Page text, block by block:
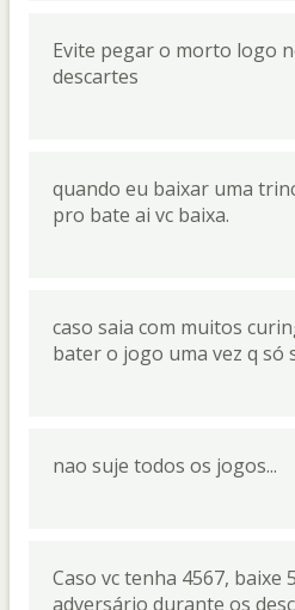
Evite pegar o morto logo
descartes
quando eu baixar uma
pro bate ai vc baixa.
caso saia com muitos
bater o jogo uma vez q só
nao suje todos os jogos...
Caso vc tenha 4567,
adversário durante os